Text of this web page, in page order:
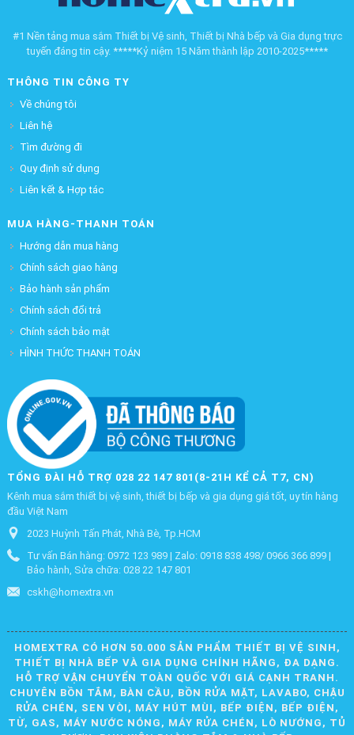
#1 Nền tảng mua sắm Thiết bị Vệ sinh, Thiết bị Nhà bếp và Gia dụng trực
tuyến đáng tin cậy. *****Kỷ niệm 15 Năm thành lập 2010-2025*****
THÔNG TIN CÔNG TY
Về chúng tôi
Liên hệ
Tìm đường đi
Quy định sử dụng
Liên kết & Hợp tác
MUA HÀNG-THANH TOÁN
Hướng dẫn mua hàng
Chính sách giao hàng
Bảo hành sản phẩm
Chính sách đổi trả
Chính sách bảo mật
HÌNH THỨC THANH TOÁN
TỔNG ĐÀI HỖ TRỢ 028 22 147 801(8-21H KỂ CẢ T7, CN)
Kênh mua sắm thiết bị vệ sinh, thiết bị bếp và gia dụng giá tốt, uy tín hàng
đầu Việt Nam
2023 Huỳnh Tấn Phát, Nhà Bè, Tp.HCM
Tư vấn Bán hàng: 0972 123 989 | Zalo: 0918 838 498/ 0966 366 899 |
Bảo hành, Sửa chữa: 028 22 147 801
cskh@homextra.vn
HOMEXTRA CÓ HƠN 50.000 SẢN PHẨM THIẾT BỊ VỆ SINH,
THIẾT BỊ NHÀ BẾP VÀ GIA DỤNG CHÍNH HÃNG, ĐA DẠNG.
HỖ TRỢ VẬN CHUYỂN TOÀN QUỐC VỚI GIÁ CẠNH TRANH.
CHUYÊN BỒN TẮM, BÀN CẦU, BỒN RỬA MẶT, LAVABO, CHẬU
RỬA CHÉN, SEN VÒI, MÁY HÚT MÙI, BẾP ĐIỆN, BẾP ĐIỆN,
TỪ, GAS, MÁY NƯỚC NÓNG, MÁY RỬA CHÉN, LÒ NƯỚNG, TỦ